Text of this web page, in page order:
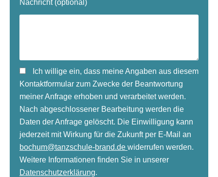
Nachricht (optional)
Ich willige ein, dass meine Angaben aus diesem
Kontaktformular zum Zwecke der Beantwortung
meiner Anfrage erhoben und verarbeitet werden.
Nach abgeschlossener Bearbeitung werden die
Daten der Anfrage gelöscht. Die Einwilligung kann
jederzeit mit Wirkung für die Zukunft per E-Mail an
bochum@tanzschule-brand.de widerrufen werden.
Weitere Informationen finden Sie in unserer
Datenschutzerklärung.